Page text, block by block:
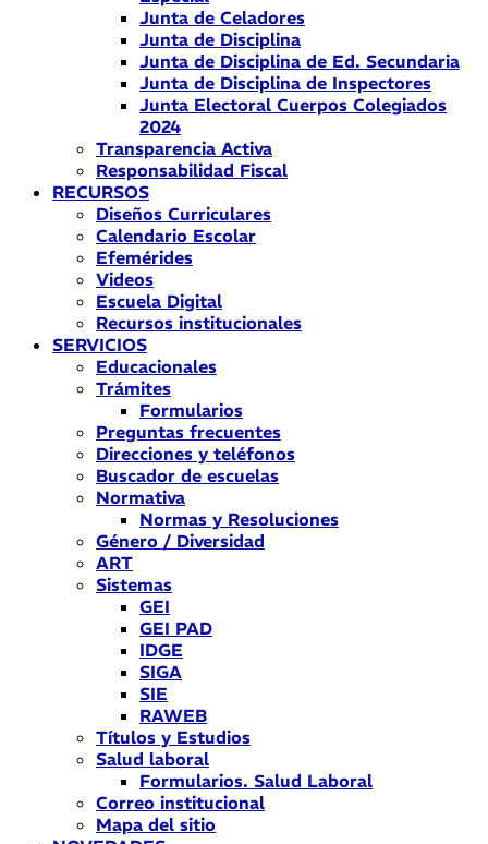
Junta de Celadores
Junta de Disciplina
Junta de Disciplina de Ed. Secundaria
Junta de Disciplina de Inspectores
Junta Electoral Cuerpos Colegiados
2024
Transparencia Activa
Responsabilidad Fiscal
RECURSOS
Diseños Curriculares
Calendario Escolar
Efemérides
Videos
Escuela Digital
Recursos institucionales
SERVICIOS
Educacionales
Trámites
Formularios
Preguntas frecuentes
Direcciones y teléfonos
Buscador de escuelas
Normativa
Normas y Resoluciones
Género / Diversidad
ART
Sistemas
GEI
GEI PAD
IDGE
SIGA
SIE
RAWEB
Títulos y Estudios
Salud laboral
Formularios. Salud Laboral
Correo institucional
Mapa del sitio